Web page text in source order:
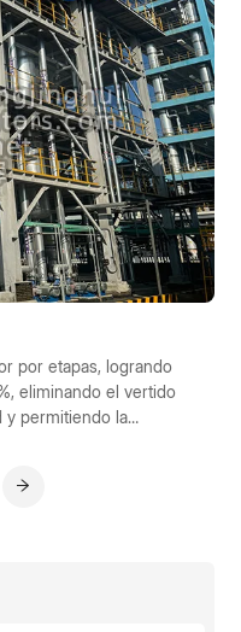
por etapas, logrando
eliminando el vertido
y permitiendo la
de automatización
y